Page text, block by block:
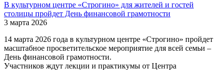
В культурном центре «Строгино» для жителей и гостей
столицы пройдет День финансовой грамотности
3 марта 2026
14 марта 2026 года в культурном центре «Строгино» пройдет
масштабное просветительское мероприятие для всей семьи ‒
День финансовой грамотности.
Участников ждут лекции и практикумы от Центра